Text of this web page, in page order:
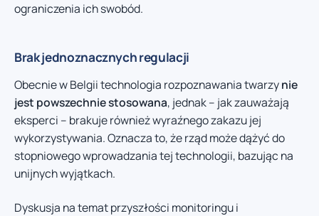
ograniczenia ich swobód.
Brak jednoznacznych regulacji
Obecnie w Belgii technologia rozpoznawania twarzynie
jest powszechnie stosowana, jednak – jak zauważają
eksperci – brakuje również wyraźnego zakazu jej
wykorzystywania. Oznacza to, że rząd może dążyć do
stopniowego wprowadzania tej technologii, bazując na
unijnych wyjątkach.
Dyskusja na temat przyszłości monitoringu i